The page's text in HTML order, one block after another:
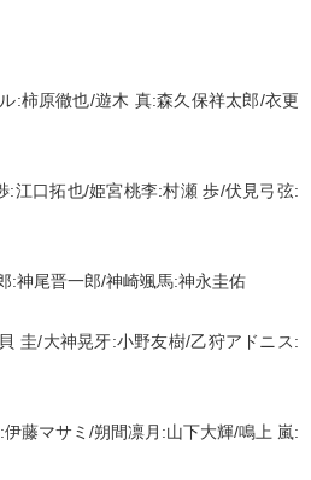
:柿原徹也/遊木 真:森久保祥太郎/衣更
:江口拓也/姫宮桃李:村瀬 歩/伏見弓弦:
:神尾晋一郎/神崎颯馬:神永圭佑
圭/大神晃牙:小野友樹/乙狩アドニス:
藤マサミ/朔間凛月:山下大輝/鳴上 嵐: